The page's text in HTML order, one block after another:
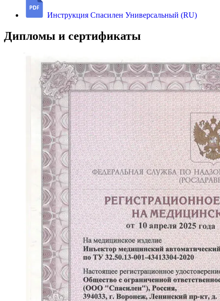
Инструкция Спасилен Универсальный (RU)
Дипломы и сертификаты